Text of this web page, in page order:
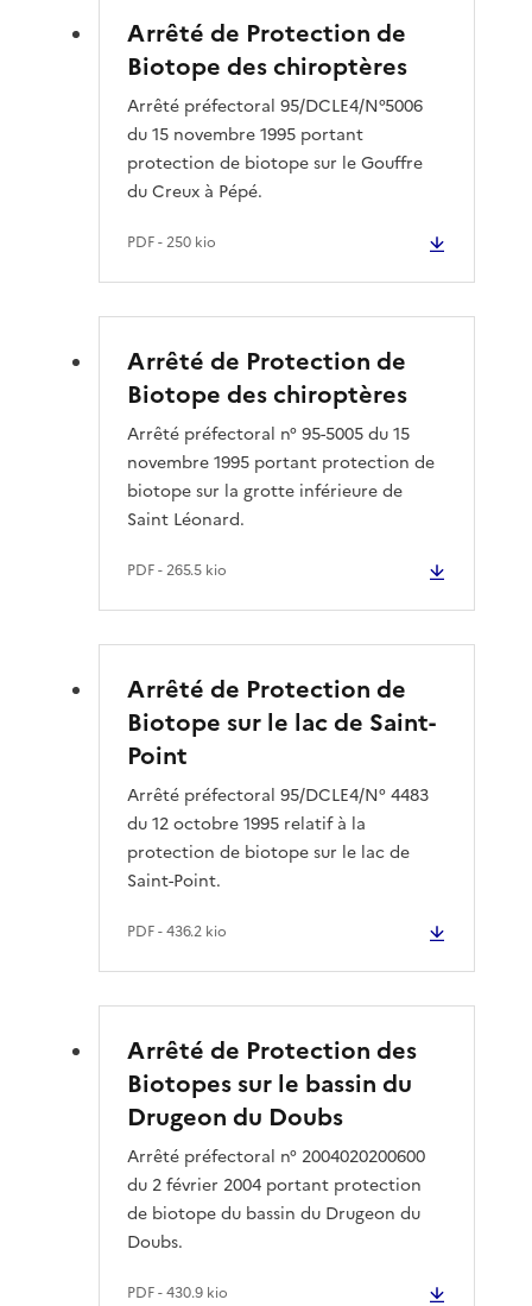
Arrêté de Protection de
Biotope des chiroptères
PDF- 250 kio
Arrêté préfectoral 95/DCLE4/N°5006
du 15 novembre 1995 portant
protection de biotope sur le Gouffre
du Creux à Pépé.
Arrêté de Protection de
Biotope des chiroptères
PDF- 265.5 kio
Arrêté préfectoral n° 95-5005 du 15
novembre 1995 portant protection de
biotope sur la grotte inférieure de
Saint Léonard.
Arrêté de Protection de
Biotope sur le lac de Saint-
Point
PDF- 436.2 kio
Arrêté préfectoral 95/DCLE4/N° 4483
du 12 octobre 1995 relatif à la
protection de biotope sur le lac de
Saint-Point.
Arrêté de Protection des
Biotopes sur le bassin du
Drugeon du Doubs
PDF- 430.9 kio
Arrêté préfectoral n° 2004020200600
du 2 février 2004 portant protection
de biotope du bassin du Drugeon du
Doubs.